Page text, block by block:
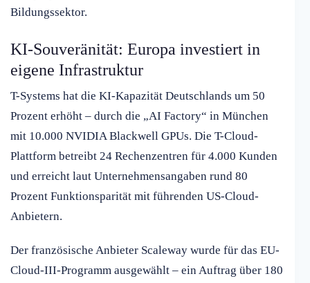
Bildungssektor.
KI-Souveränität: Europa investiert in
eigene Infrastruktur
T-Systems hat die KI-Kapazität Deutschlands um 50
Prozent erhöht – durch die „AI Factory“ in München
mit 10.000 NVIDIA Blackwell GPUs. Die T-Cloud-
Plattform betreibt 24 Rechenzentren für 4.000 Kunden
und erreicht laut Unternehmensangaben rund 80
Prozent Funktionsparität mit führenden US-Cloud-
Anbietern.
Der französische Anbieter Scaleway wurde für das EU-
Cloud-III-Programm ausgewählt – ein Auftrag über 180